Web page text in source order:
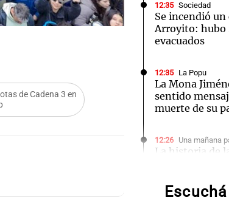
de Cadena 3 en
12:35 Sociedad
Se incendió
Arroyito: hubo
evacuados
12:35 La Popu
La Mona
sentido
muerte de su
12:26 Una mañana
La historia de
Audio.